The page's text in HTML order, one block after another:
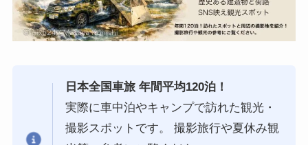
日本全国車旅 年間平均120泊！
実際に車中泊やキャンプで訪れた観光・
撮影スポットです。 撮影旅行や夏休み観